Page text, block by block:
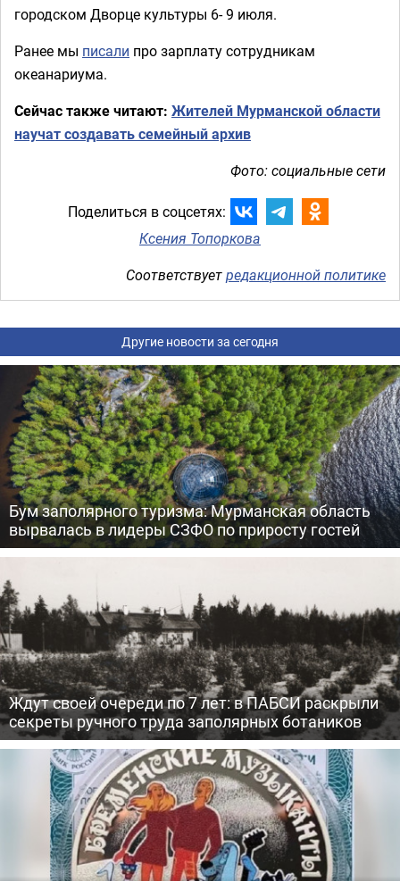
городском Дворце культуры 6- 9 июля.
Ранее мы писали про зарплату сотрудникам
океанариума.
Сейчас также читают: Жителей Мурманской области
научат создавать семейный архив
Фото: социальные сети
Поделиться в соцсетях:
Ксения Топоркова
Соответствуетредакционной политике
Другие новости за сегодня
Бум заполярного туризма: Мурманская область
вырвалась в лидеры СЗФО по приросту гостей
Ждут своей очереди по 7 лет: в ПАБСИ раскрыли
секреты ручного труда заполярных ботаников